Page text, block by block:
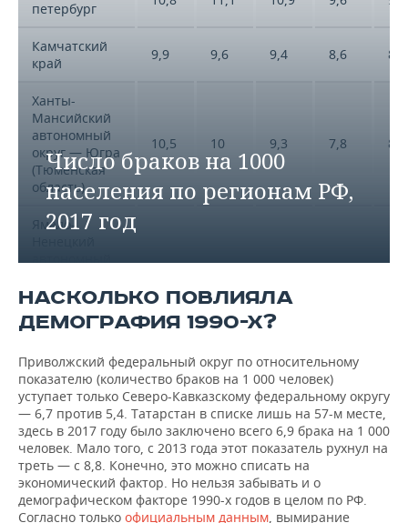
Число браков на 1000
населения по регионам РФ,
2017 год
петербург
Камчатский
край
9,9 9,6 9,4 8,6 8,8
Ханты-
Мансийский
автономный
округ — Югра
(Тюменская
область)
10,5 10 9,3 7,8 8,5
Ямало-
автономный
(Тюменская
9,6 9,7 8,9 7,7 8,5
область
9,2 9 8,9 7,3
Чукотский
автономный
округ
8,4 8 8,3 7,1
Магаданская
область
10,1 9,2 8,5
НАСКОЛЬКО ПОВЛИЯЛА
ДЕМОГРАФИЯ 1990-Х?
Приволжский федеральный округ по относительному
показателю (количество браков на 1 000 человек)
уступает только Северо-Кавказскому федеральному округу
— 6,7 против 5,4. Татарстан в списке лишь на 57-м месте,
здесь в 2017 году было заключено всего 6,9 брака на 1 000
человек. Мало того, с 2013 года этот показатель рухнул на
треть — с 8,8. Конечно, это можно списать на
экономический фактор. Но нельзя забывать и о
демографическом факторе 1990-х годов в целом по РФ.
Согласно только официальным данным, вымирание